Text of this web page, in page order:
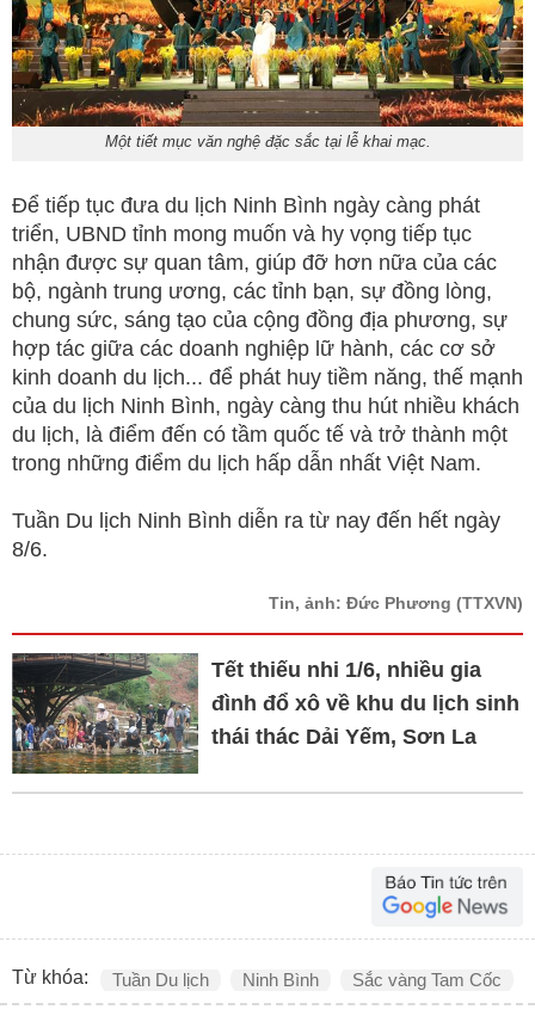
Một tiết mục văn nghệ đặc sắc tại lễ khai mạc.
Để tiếp tục đưa du lịch Ninh Bình ngày càng phát
triển, UBND tỉnh mong muốn và hy vọng tiếp tục
nhận được sự quan tâm, giúp đỡ hơn nữa của các
bộ, ngành trung ương, các tỉnh bạn, sự đồng lòng,
chung sức, sáng tạo của cộng đồng địa phương, sự
hợp tác giữa các doanh nghiệp lữ hành, các cơ sở
kinh doanh du lịch... để phát huy tiềm năng, thế mạnh
của du lịch Ninh Bình, ngày càng thu hút nhiều khách
du lịch, là điểm đến có tầm quốc tế và trở thành một
trong những điểm du lịch hấp dẫn nhất Việt Nam.
Tuần Du lịch Ninh Bình diễn ra từ nay đến hết ngày
8/6.
Tin, ảnh: Đức Phương (TTXVN)
Tết thiếu nhi 1/6, nhiều gia
đình đổ xô về khu du lịch sinh
thái thác Dải Yếm, Sơn La
Từ khóa: Tuần Du lịch Ninh Bình Sắc vàng Tam Cốc